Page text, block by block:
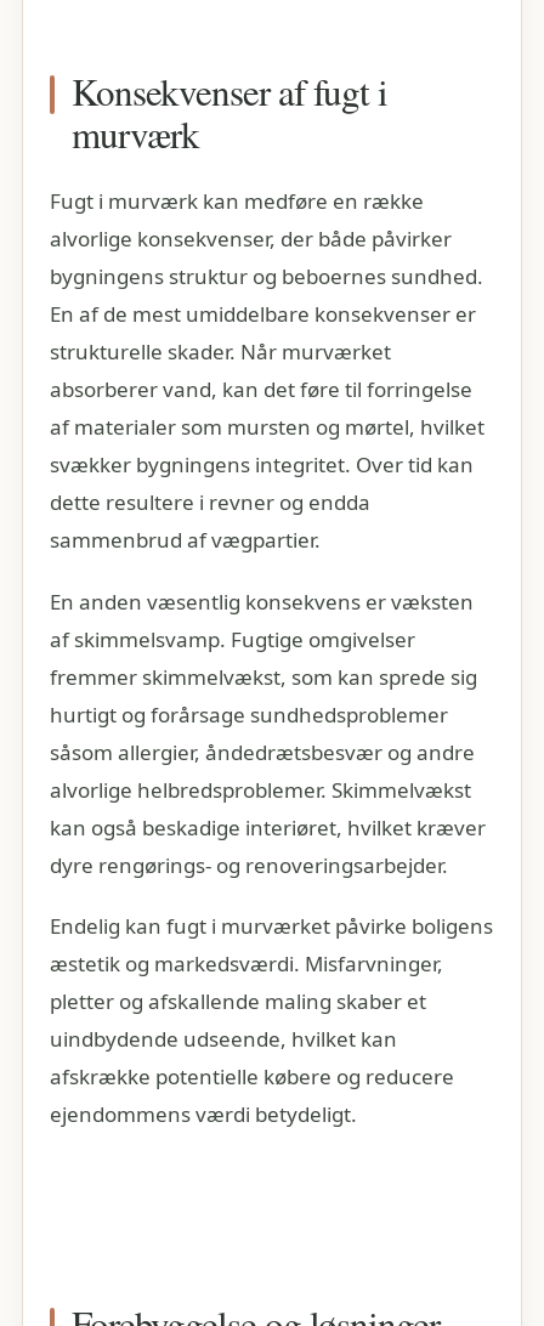
Konsekvenser af fugt i
murværk
Fugt i murværk kan medføre en række
alvorlige konsekvenser, der både påvirker
bygningens struktur og beboernes sundhed.
En af de mest umiddelbare konsekvenser er
strukturelle skader. Når murværket
absorberer vand, kan det føre til forringelse
af materialer som mursten og mørtel, hvilket
svækker bygningens integritet. Over tid kan
dette resultere i revner og endda
sammenbrud af vægpartier.
En anden væsentlig konsekvens er væksten
af skimmelsvamp. Fugtige omgivelser
fremmer skimmelvækst, som kan sprede sig
hurtigt og forårsage sundhedsproblemer
såsom allergier, åndedrætsbesvær og andre
alvorlige helbredsproblemer. Skimmelvækst
kan også beskadige interiøret, hvilket kræver
dyre rengørings- og renoveringsarbejder.
Endelig kan fugt i murværket påvirke boligens
æstetik og markedsværdi. Misfarvninger,
pletter og afskallende maling skaber et
uindbydende udseende, hvilket kan
afskrække potentielle købere og reducere
ejendommens værdi betydeligt.